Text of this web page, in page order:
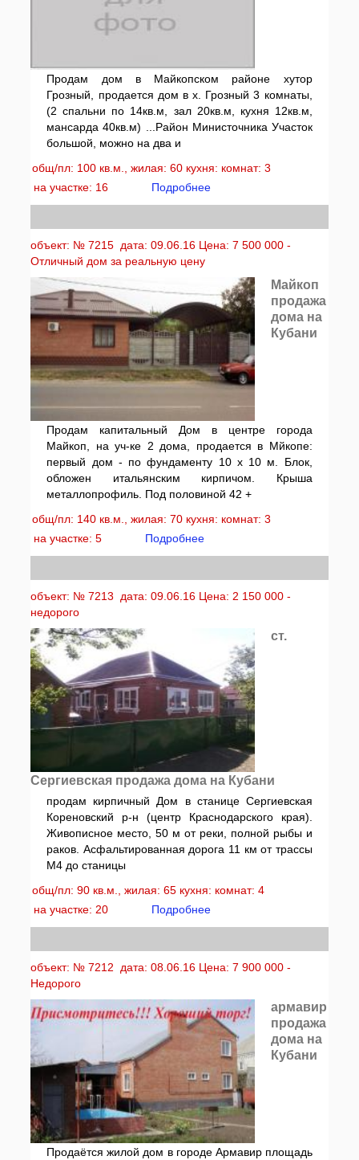
Продам дом в Майкопском районе хутор
Грозный, продается дом в х. Грозный 3 комнаты,
(2 спальни по 14кв.м, зал 20кв.м, кухня 12кв.м,
мансарда 40кв.м) ...Район Министочника Участок
большой, можно на два и
общ/пл: 100 кв.м., жилая: 60 кухня: комнат: 3
на участке: 16
Подробнее
объект: № 7215 дата: 09.06.16 Цена: 7 500 000 -
Отличный дом за реальную цену
Майкоп
продажа
дома на
Кубани
Продам капитальный Дом в центре города
Майкоп, на уч-ке 2 дома, продается в Мйкопе:
первый дом - по фундаменту 10 х 10 м. Блок,
обложен итальянским кирпичом. Крыша
металлопрофиль. Под половиной 42 +
общ/пл: 140 кв.м., жилая: 70 кухня: комнат: 3
на участке: 5
Подробнее
объект: № 7213 дата: 09.06.16 Цена: 2 150 000 -
недорого
ст.
Сергиевская продажа дома на Кубани
продам кирпичный Дом в станице Сергиевская
Кореновский р-н (центр Краснодарского края).
Живописное место, 50 м от реки, полной рыбы и
раков. Асфальтированная дорога 11 км от трассы
М4 до станицы
общ/пл: 90 кв.м., жилая: 65 кухня: комнат: 4
на участке: 20
Подробнее
объект: № 7212 дата: 08.06.16 Цена: 7 900 000 -
Недорого
армавир
продажа
дома на
Кубани
Продаётся жилой дом в городе Армавир площадь